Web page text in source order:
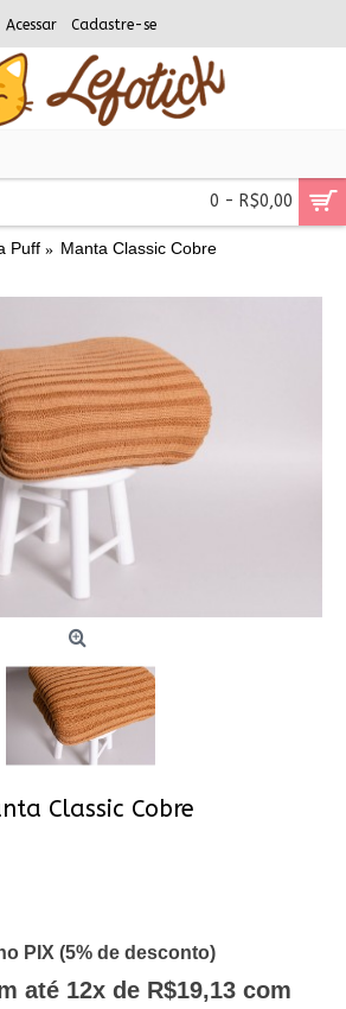
Acessar Cadastre-se
0 - R$0,00
Puff Manta Classic Cobre
Classic Cobre
PIX (5% de desconto)
até 12x de R$19,13 com